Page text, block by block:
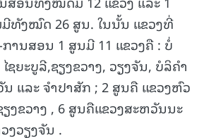
ທັງໝົດ 26 ສູນ. ໃນນັ້ນ ແຂວງທີ່
ານສອນ 1 ສູນມີ 11 ແຂວງຄື : ບໍ່
ຊຍະບູລີ,ຊຽງຂວາງ, ວຽງຈັນ, ບໍລິຄໍາ
ນ ແລະ ຈໍາປາສັກ ; 2 ສູນຄື ແຂວງຫົວ
ງຂວາງ , 6 ສູນຄືແຂວງສະຫວັນນະ
ງວຽງຈັນ .